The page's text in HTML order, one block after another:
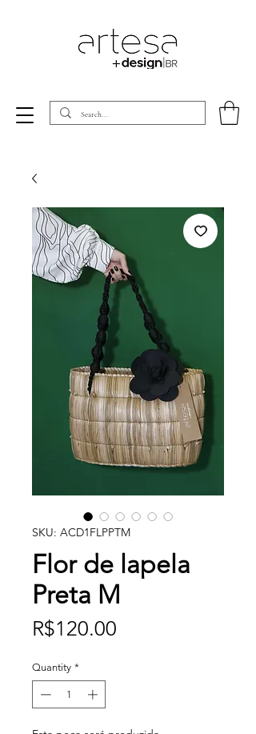
SKU: ACD1FLPPTM
Flor de lapela
Preta M
R$120.00
Quantity *